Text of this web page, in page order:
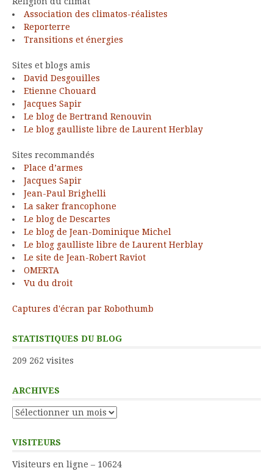
Association des climatos-réalistes
Reporterre
Transitions et énergies
Sites et blogs amis
David Desgouilles
Etienne Chouard
Jacques Sapir
Le blog de Bertrand Renouvin
Le blog gaulliste libre de Laurent Herblay
Sites recommandés
Place d’armes
Jacques Sapir
Jean-Paul Brighelli
La saker francophone
Le blog de Descartes
Le blog de Jean-Dominique Michel
Le blog gaulliste libre de Laurent Herblay
Le site de Jean-Robert Raviot
OMERTA
Vu du droit
Captures d'écran par Robothumb
STATISTIQUES DU BLOG
209 262 visites
ARCHIVES
Archives
VISITEURS
Visiteurs en ligne – 10624